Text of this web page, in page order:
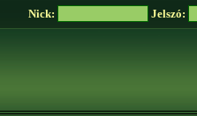
Nick: Jelszó: